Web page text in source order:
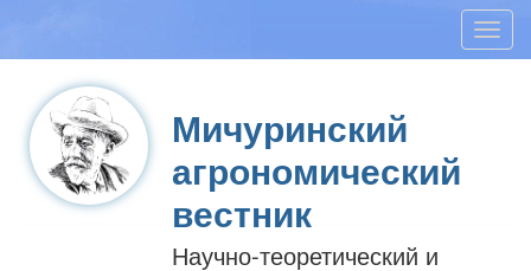
Мичуринский
агрономический
вестник
Научно-теоретический и